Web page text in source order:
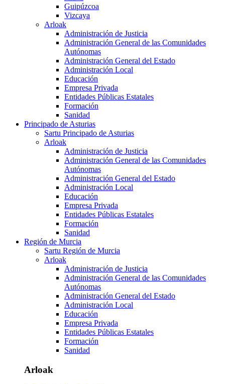
Guipúzcoa
Vizcaya
Arloak
Administración de Justicia
Administración General de las Comunidades
Autónomas
Administración General del Estado
Administración Local
Educación
Empresa Privada
Entidades Públicas Estatales
Formación
Sanidad
Principado de Asturias
Sartu Principado de Asturias
Arloak
Administración de Justicia
Administración General de las Comunidades
Autónomas
Administración General del Estado
Administración Local
Educación
Empresa Privada
Entidades Públicas Estatales
Formación
Sanidad
Región de Murcia
Sartu Región de Murcia
Arloak
Administración de Justicia
Administración General de las Comunidades
Autónomas
Administración General del Estado
Administración Local
Educación
Empresa Privada
Entidades Públicas Estatales
Formación
Sanidad
Arloak